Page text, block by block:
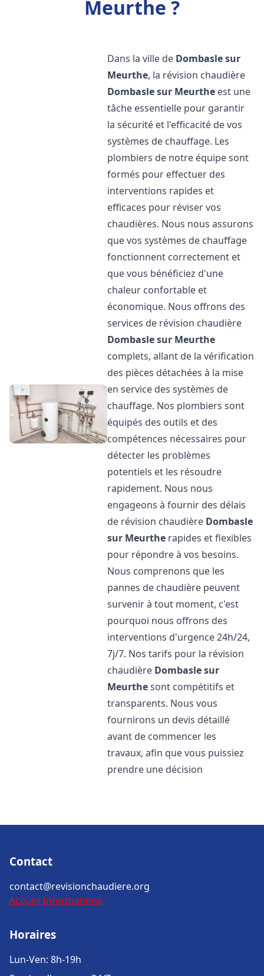
Meurthe ?
Dans la ville de Dombasle sur
Meurthe, la révision chaudière
Dombasle sur Meurthe est une
tâche essentielle pour garantir
la sécurité et l'efficacité de vos
systèmes de chauffage. Les
plombiers de notre équipe sont
formés pour effectuer des
interventions rapides et
efficaces pour réviser vos
chaudières. Nous nous assurons
que vos systèmes de chauffage
fonctionnent correctement et
que vous bénéficiez d'une
chaleur confortable et
économique. Nous offrons des
services de révision chaudière
Dombasle sur Meurthe
complets, allant de la vérification
des pièces détachées à la mise
en service des systèmes de
chauffage. Nos plombiers sont
équipés des outils et des
compétences nécessaires pour
détecter les problèmes
potentiels et les résoudre
rapidement. Nous nous
engageons à fournir des délais
de révision chaudière Dombasle
sur Meurthe rapides et flexibles
pour répondre à vos besoins.
Nous comprenons que les
pannes de chaudière peuvent
survenir à tout moment, c'est
pourquoi nous offrons des
interventions d'urgence 24h/24,
7j/7. Nos tarifs pour la révision
chaudière Dombasle sur
Meurthesont compétitifs et
transparents. Nous vous
fournirons un devis détaillé
avant de commencer les
travaux, afin que vous puissiez
prendre une décision
Contact
contact@revisionchaudiere.org
Accueil Informations
Horaires
Lun-Ven: 8h-19h